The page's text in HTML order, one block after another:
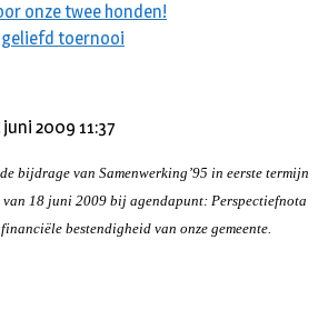
onze twee honden!
geliefd toernooi
2009 11:37
bijdrage van Samenwerking’95 in eerste termijn
18 juni 2009 bij agendapunt: Perspectiefnota
bestendigheid van onze gemeente.